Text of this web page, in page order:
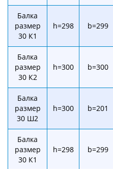
Балка
размер
30 К1
h=298 b=299
Балка
размер
30 К2
h=300 b=300
Балка
размер
30 Ш2
h=300 b=201
Балка
размер
30 К1
h=298 b=299